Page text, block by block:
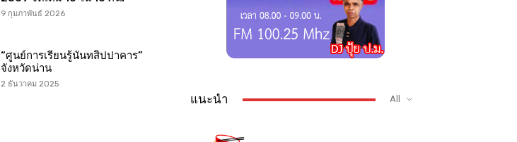
9 กุมภาพันธ์ 2026
“ศูนย์การเรียนรู้นันทสิปปาคาร”
จังหวัดน่าน
2 ธันวาคม 2025
แนะนำ All